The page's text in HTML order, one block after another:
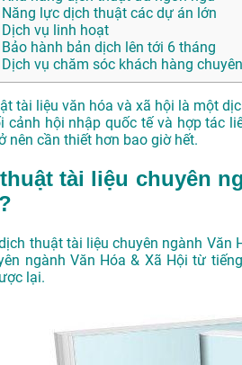
Năng lực dịch thuật các dự án lớn
Dịch vụ linh hoạt
Bảo hành bản dịch lên tới 6 tháng
Dịch vụ chăm sóc khách hàng
tài liệu văn hóa và xã hội là một
cảnh hội nhập quốc tế và hợp tác
nên cần thiết hơn bao giờ hết.
tài liệu chuyên
thuật tài liệu chuyên ngành
ngành Văn Hóa & Xã Hội từ
lại.